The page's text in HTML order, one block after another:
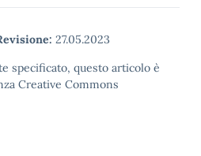
27.05.2023
specificato, questo articolo è
Creative Commons